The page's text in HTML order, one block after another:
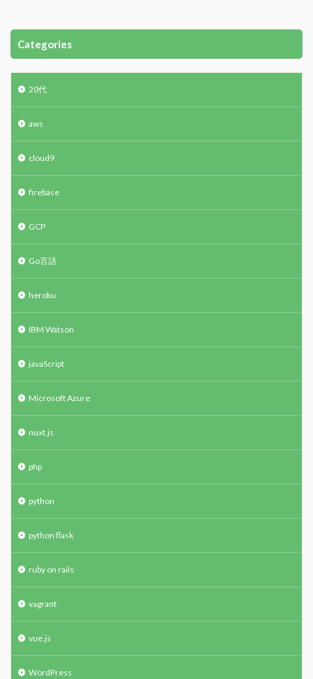
Categories
20代
aws
cloud9
firebase
GCP
Go言語
heroku
IBM Watson
javaScript
Microsoft Azure
nuxt.js
php
python
python flask
ruby on rails
vagrant
vue.js
WordPress